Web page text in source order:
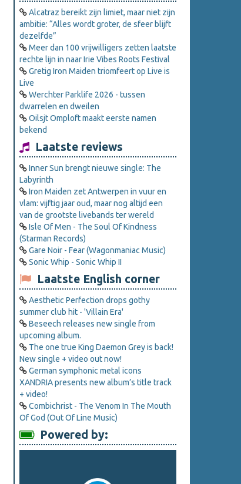
Alcatraz bereikt zijn limiet, maar niet zijn
ambitie: “Alles wordt groter, de sfeer blijft
dezelfde”
Meer dan 100 vrijwilligers zetten laatste
rechte lijn in naar Irie Vibes Roots Festival
Gretig Iron Maiden triomfeert op Live is
Live
Werchter Parklife 2026 - tussen
dwarrelen en dweilen
Oilsjt Omploft maakt eerste namen
bekend
Laatste reviews
Inner Sun brengt nieuwe single: The
Labyrinth
Iron Maiden zet Antwerpen in vuur en
vlam: vijftig jaar oud, maar nog altijd een
van de grootste livebands ter wereld
Isle Of Men - The Soul Of Kindness
(Starman Records)
Gare Noir - Fear (Wagonmaniac Music)
Sonic Whip - Sonic Whip II
Laatste English corner
Aesthetic Perfection drops gothy
summer club hit - 'Villain Era'
Beseech releases new single from
upcoming album.
The one true King Daemon Grey is back!
New single + video out now!
German symphonic metal icons
XANDRIA presents new album’s title track
+ video!
Combichrist - The Venom In The Mouth
Of God (Out Of Line Music)
Powered by: